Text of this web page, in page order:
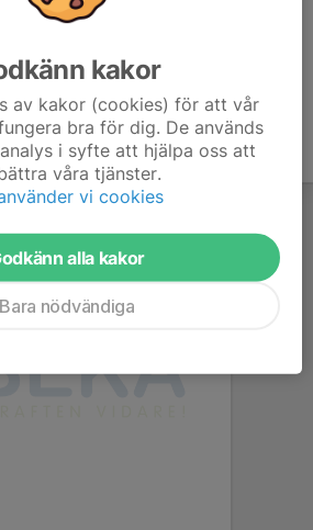
kakor
av kakor (cookies) för att vår
bra för dig. De används
i syfte att hjälpa oss att
våra tjänster.
vi cookies
alla kakor
Bara nödvändiga